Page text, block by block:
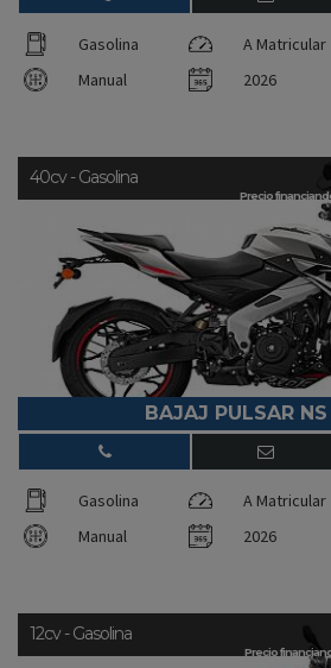
Gasolina A Matricular
Manual
2026
Precio
40cv - Gasolina
BAJAJ PULSAR
Gasolina A Matricular
Manual
2026
Precio
12cv - Gasolina